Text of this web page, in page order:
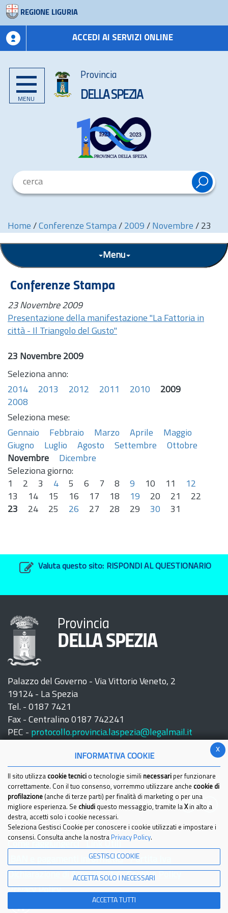
REGIONE LIGURIA
ACCEDI AI SERVIZI ONLINE
MENU
Provincia
DELLA SPEZIA
Home / Conferenze Stampa / 2009 / Novembre / 23
Menu
Conferenze Stampa
23 Novembre 2009
Presentazione della manifestazione "La Fattoria in
città - Il Triangolo del Gusto"
23 Novembre 2009
Seleziona anno:
2014
2013 2012 2011 2010
2009
2008
Seleziona mese:
Gennaio
Febbraio Marzo Aprile
Maggio
Giugno
Luglio Agosto Settembre
Ottobre
Novembre
Dicembre
Seleziona giorno:
1
2 3 4 5 6 7 8 9 10 11
12
13
14 15 16 17 18 19 20 21
22
23
24 25 26 27 28 29 30 31
Valuta questo sito: RISPONDI AL QUESTIONARIO
Provincia
DELLA SPEZIA
Palazzo del Governo - Via Vittorio Veneto, 2
19124 - La Spezia
Tel. - 0187 7421
Fax - Centralino 0187 742241
PEC - protocollo.provincia.laspezia@legalmail.it
Seguici su:
IBAN e pagamenti informatici
Partita Iva
Dichiarazione di Accessibilita'
Cookies Policy
Privacy Policy
© 2021 Provincia della Spezia - Tutti i diritti riservati
x
INFORMATIVA COOKIE
Il sito utilizza cookie tecnici o tecnologie simili necessari per funzionare
correttamente. Con il tuo consenso, vorremmo utilizzare anche cookie di
profilazione (anche di terze parti) per finalità di marketing o per una
migliore esperienza. Se chiudi questo messaggio, tramite la Xin alto a
destra, accetti solo i cookie necessari.
Seleziona Gestisci Cookie per conoscere i cookie utilizzati e impostare i
consensi. Consulta anche la nostra Privacy Policy.
GESTISCI COOKIE
ACCETTA SOLO I NECESSARI
ACCETTA TUTTI